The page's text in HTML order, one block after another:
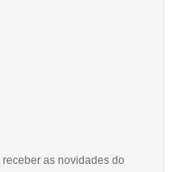
as novidades do